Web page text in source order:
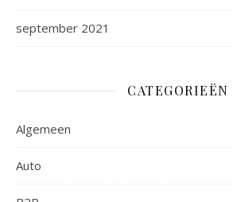
september 2021
CATEGORIEËN
Algemeen
Auto